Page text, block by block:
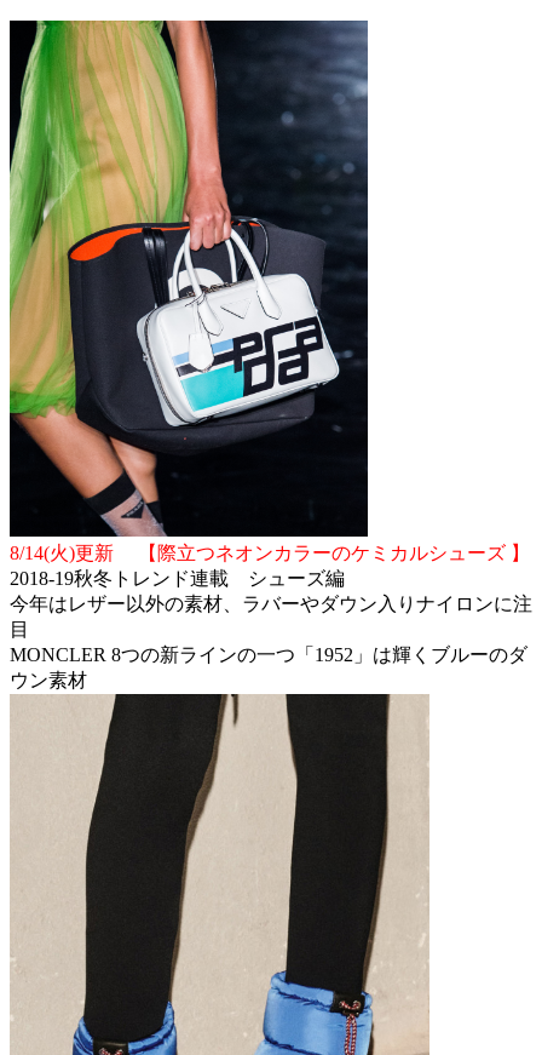
8/14(火)更新 【際立つネオンカラーのケミカルシューズ 】
2018-19秋冬トレンド連載 シューズ編
今年はレザー以外の素材、ラバーやダウン入りナイロンに注
目
MONCLER 8つの新ラインの一つ「1952」は輝くブルーのダ
ウン素材